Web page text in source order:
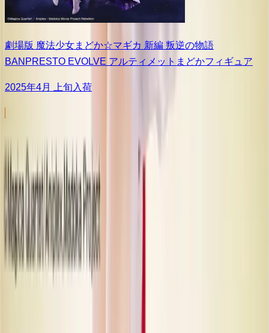
劇場版 魔法少女まどか☆マギカ 新編 叛逆の物語
BANPRESTO EVOLVE アルティメットまどかフィギュア
2025年4月 上旬入荷